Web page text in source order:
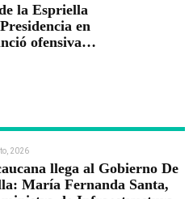
la Espriella
en
ofensiva
2026
llega al Gobierno De
María Fernanda Santa,